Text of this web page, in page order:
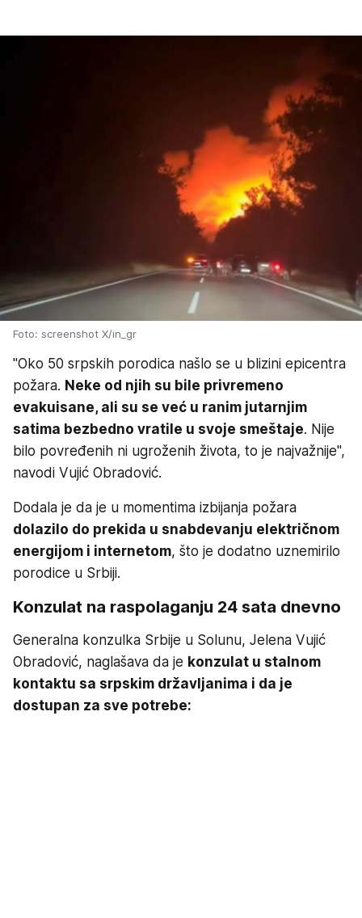
Foto: screenshot X/in_gr
"Oko 50 srpskih porodica našlo se u blizini epicentra
požara. Neke od njih su bile privremeno
evakuisane, ali su se već u ranim jutarnjim
satima bezbedno vratile u svoje smeštaje. Nije
bilo povređenih ni ugroženih života, to je najvažnije",
navodi Vujić Obradović.
Dodala je da je u momentima izbijanja požara
dolazilo do prekida u snabdevanju električnom
energijom i internetom, što je dodatno uznemirilo
porodice u Srbiji.
Konzulat na raspolaganju 24 sata dnevno
Generalna konzulka Srbije u Solunu, Jelena Vujić
Obradović, naglašava da je konzulat u stalnom
kontaktu sa srpskim državljanima i da je
dostupan za sve potrebe: